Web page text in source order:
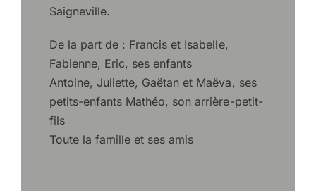
Saigneville.
De la part de : Francis et Isabelle,
Fabienne, Eric, ses enfants
Antoine, Juliette, Gaëtan et Maëva, ses
petits-enfants Mathéo, son arrière-petit-
fils
Toute la famille et ses amis